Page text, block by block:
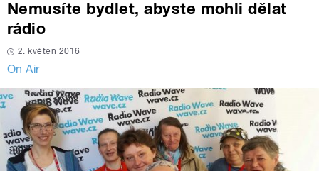
Nemusíte bydlet, abyste mohli dělat
rádio
2. květen 2016
On Air